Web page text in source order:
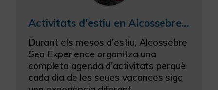
Activitats d'estiu en Alcossebre Sea Experience
Durant els mesos d'estiu, Alcossebre
Sea Experience organitza una
completa agenda d'activitats perquè
cada dia de les seues vacances siga